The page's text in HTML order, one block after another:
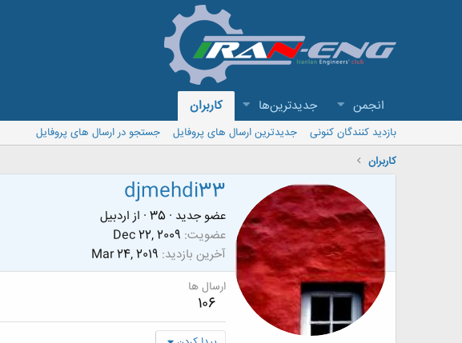
انجمن جدیدترین‌ها کاربران
بازدید کنندگان کنونی جدیدترین ارسال های پروفایل
جستجو در ارسال های پروفایل
کاربران
djmehdi33
عضو جدید ·
· از اردبيل
عضویت Dec 22, 2009
آخرین بازدید Mar 24, 2019
ارسال ها
106